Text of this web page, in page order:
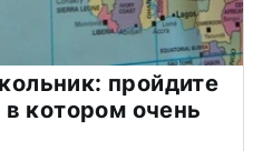
пройдите
котором очень